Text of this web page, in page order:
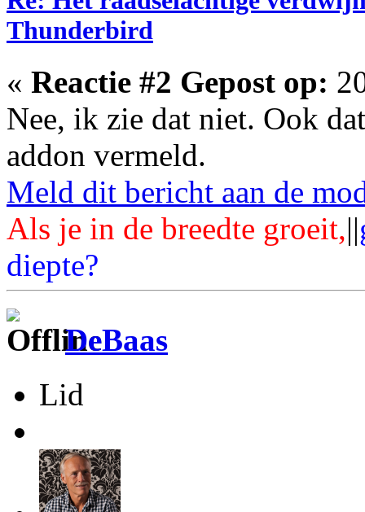
Thunderbird
« Reactie #2 Gepost op:
Nee, ik zie dat niet. Ook
addon vermeld.
Meld dit bericht aan de
Als je in de breedte groeit,||
diepte?
DeBaas
Lid